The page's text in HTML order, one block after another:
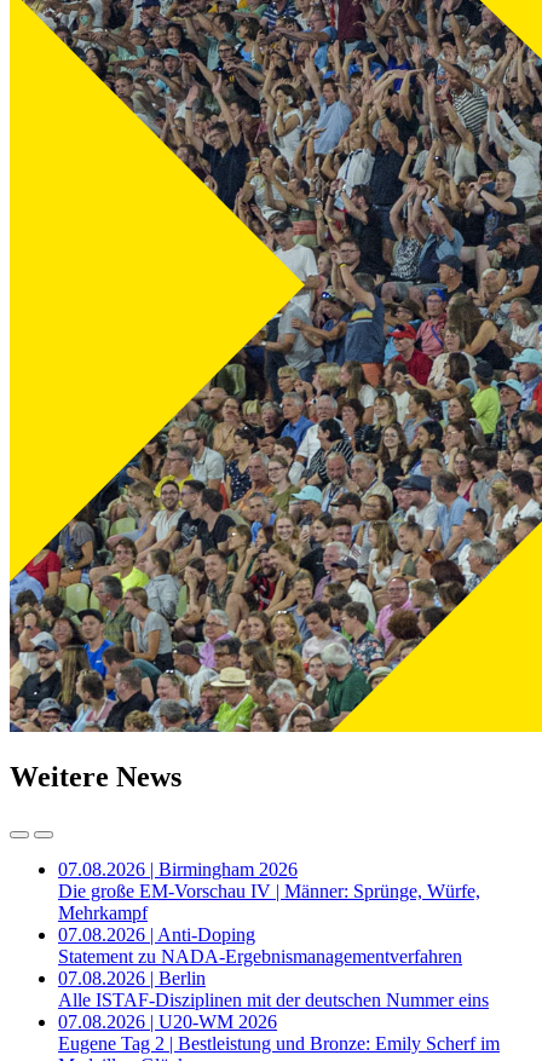
Weitere News
07.08.2026 | Birmingham 2026
Die große EM-Vorschau IV | Männer: Sprünge, Würfe,
Mehrkampf
07.08.2026 | Anti-Doping
Statement zu NADA-Ergebnismanagementverfahren
07.08.2026 | Berlin
Alle ISTAF-Disziplinen mit der deutschen Nummer eins
07.08.2026 | U20-WM 2026
Eugene Tag 2 | Bestleistung und Bronze: Emily Scherf im